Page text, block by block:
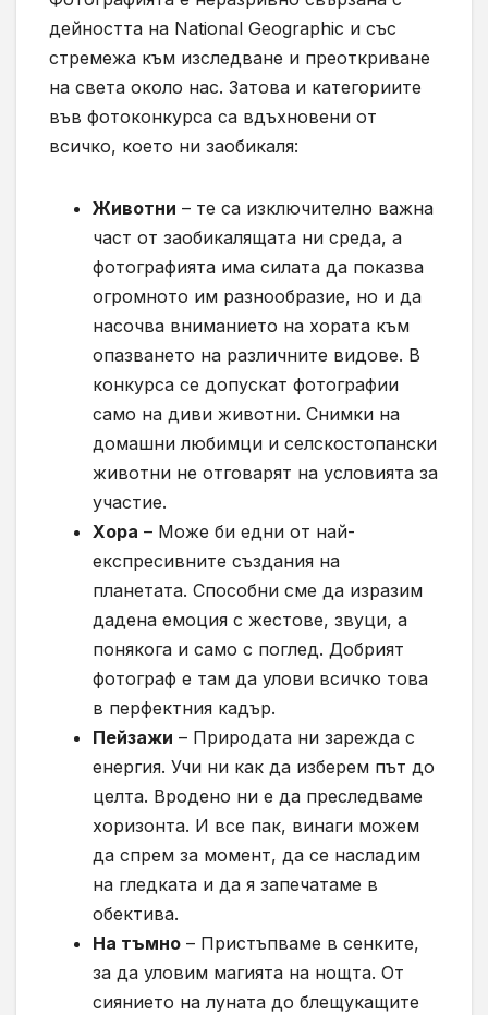
дейността на National Geographic и със
стремежа към изследване и преоткриване
на света около нас. Затова и категориите
във фотоконкурса са вдъхновени от
всичко, което ни заобикаля:
Животни – те са изключително важна
част от заобикалящата ни среда, а
фотографията има силата да показва
огромното им разнообразие, но и да
насочва вниманието на хората към
опазването на различните видове. В
конкурса се допускат фотографии
само на диви животни. Снимки на
домашни любимци и селскостопански
животни не отговарят на условията за
участие.
Хора – Може би едни от най-
експресивните създания на
планетата. Способни сме да изразим
дадена емоция с жестове, звуци, а
понякога и само с поглед. Добрият
фотограф е там да улови всичко това
в перфектния кадър.
Пейзажи – Природата ни зарежда с
енергия. Учи ни как да изберем път до
целта. Вродено ни е да преследваме
хоризонта. И все пак, винаги можем
да спрем за момент, да се насладим
на гледката и да я запечатаме в
обектива.
На тъмно – Пристъпваме в сенките,
за да уловим магията на нощта. От
сиянието на луната до блещукащите